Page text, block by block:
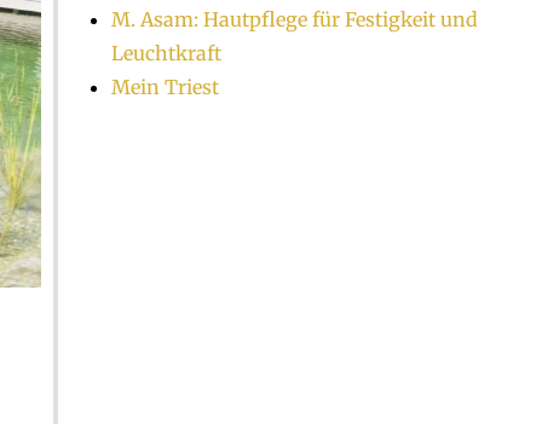
M. Asam: Hautpflege für Festigkeit und
Leuchtkraft
Mein Triest